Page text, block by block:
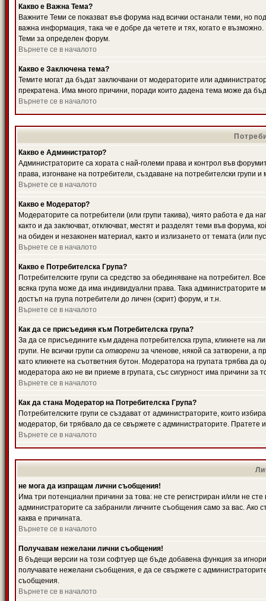
Какво е Важна Тема?
Важните Теми се показват във форума над всички останали теми,
важна информация, така че е добре да четете и тях, когато е
Теми за определен форум.
Върнете се в началото
Какво е Заключена тема?
Темите могат да бъдат заключвани от модераторите или
прекратена. Има много причини, поради които дадена тема може да
Върнете се в началото
Какво е Администратор?
Администраторите са хората с най-големи права и контрол във
права, изгонване на потребители, създаване на потребителски групи
Върнете се в началото
Какво е Модератор?
Модераторите са потребители (или групи такива), чиято работа е да
както и да заключват, отключват, местят и разделят теми във форума,
на обиден и незаконен материал, както и излизането от темата (или
Върнете се в началото
Какво е Потребителска Група?
Потребителските групи са средство за обединяване на потребител.
всяка група може да има индивидуални права. Така
достъп на група потребители до личен (скрит) форум, и т.н.
Върнете се в началото
Как да се присъединя към Потребителска група?
За да се присъедините към дадена потребителска група, кликнете на
групи. Не всички групи са отворени за членове, някой са затворени, а
като кликнете на съответния бутон. Модератора на групата трябва
модератора ако не ви приеме в групата, със сигурност има причини за
Върнете се в началото
Как да стана Модератор на Потребителска Група?
Потребителските групи се създават от администраторите, които
модератор, би трябвало да се свържете с администраторите.
Върнете се в началото
не мога да изпращам лични съобщения!
Има три потенциални причини за това: не сте регистриран и/или не
администраторите са забранили личните съобщения само за вас. Ако
каква е причината.
Върнете се в началото
Получавам нежелани лични съобщения!
В бъдещи версии на този софтуер ще бъде добавена функция за
получавате нежелани съобщения, е да се свържете с
съобщения.
Върнете се в началото